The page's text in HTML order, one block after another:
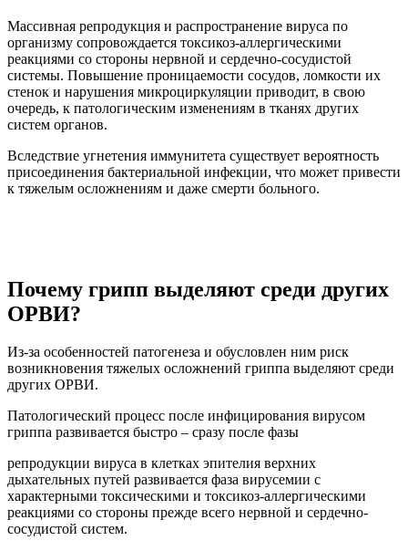
Массивная репродукция и распространение вируса по
организму сопровождается токсикоз-аллергическими
реакциями со стороны нервной и сердечно-сосудистой
системы. Повышение проницаемости сосудов, ломкости их
стенок и нарушения микроциркуляции приводит, в свою
очередь, к патологическим изменениям в тканях других
систем органов.
Вследствие угнетения иммунитета существует вероятность
присоединения бактериальной инфекции, что может привести
к тяжелым осложнениям и даже смерти больного.
Почему грипп выделяют среди других
ОРВИ?
Из-за особенностей патогенеза и обусловлен ним риск
возникновения тяжелых осложнений гриппа выделяют среди
других ОРВИ.
Патологический процесс после инфицирования вирусом
гриппа развивается быстро – сразу после фазы
репродукции вируса в клетках эпителия верхних
дыхательных путей развивается фаза вирусемии с
характерными токсическими и токсикоз-аллергическими
реакциями со стороны прежде всего нервной и сердечно-
сосудистой систем.